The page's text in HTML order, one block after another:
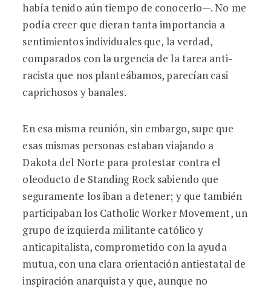
había tenido aún tiempo de conocerlo—. No me
podía creer que dieran tanta importancia a
sentimientos individuales que, la verdad,
comparados con la urgencia de la tarea anti-
racista que nos planteábamos, parecían casi
caprichosos y banales.
En esa misma reunión, sin embargo, supe que
esas mismas personas estaban viajando a
Dakota del Norte para protestar contra el
oleoducto de Standing Rock sabiendo que
seguramente los iban a detener; y que también
participaban los Catholic Worker Movement, un
grupo de izquierda militante católico y
anticapitalista, comprometido con la ayuda
mutua, con una clara orientación antiestatal de
inspiración anarquista y que, aunque no